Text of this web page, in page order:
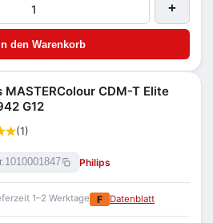
+
den Warenkorb
MASTERColour CDM-T Elite
G12
(1)
1010001847 Philips
1–2 Werktage F Datenblatt